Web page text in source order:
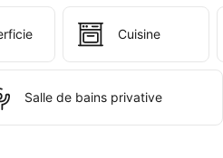
Cuisine
Salle de bains privative